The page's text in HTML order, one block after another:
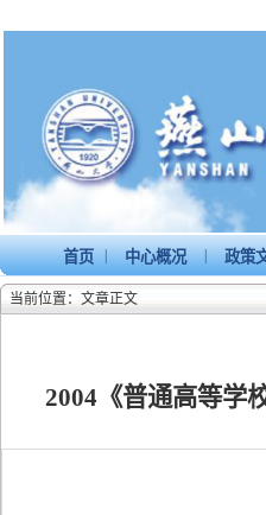
首页 | 中心概况 | 政策
当前位置：文章正文
2004《普通高等学